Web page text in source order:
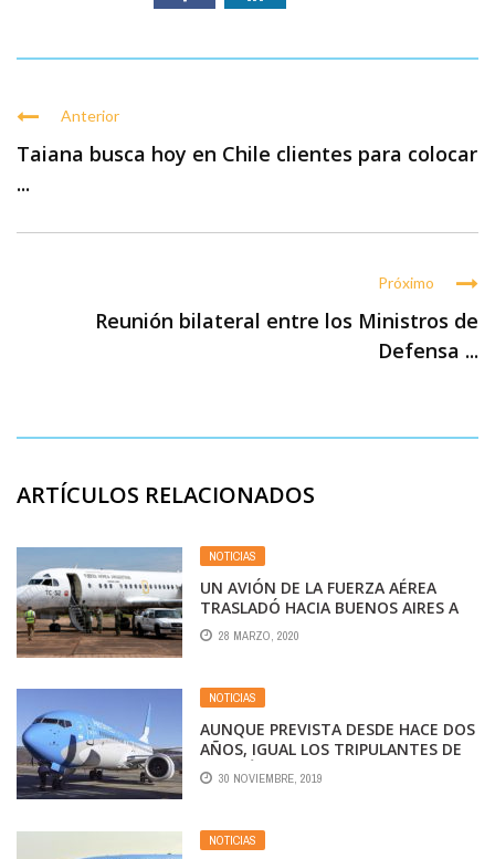
Anterior
Taiana busca hoy en Chile clientes para colocar
...
Próximo
Reunión bilateral entre los Ministros de
Defensa ...
ARTÍCULOS RELACIONADOS
NOTICIAS
UN AVIÓN DE LA FUERZA AÉREA
TRASLADÓ HACIA BUENOS AIRES A
LOS TURISTAS VARADOS EN
IGUAZÚ
28 MARZO, 2020
NOTICIAS
AUNQUE PREVISTA DESDE HACE DOS
AÑOS, IGUAL LOS TRIPULANTES DE
AEROLÍNEAS PROTESTARON POR LA
SALIDA DE LOS A340
30 NOVIEMBRE, 2019
NOTICIAS